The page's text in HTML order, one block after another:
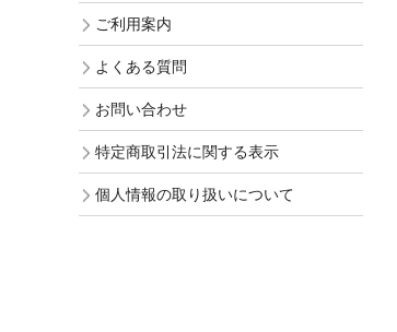
ご利用案内
よくある質問
お問い合わせ
特定商取引法に関する表示
個人情報の取り扱いについて